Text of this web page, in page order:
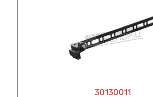
30130011